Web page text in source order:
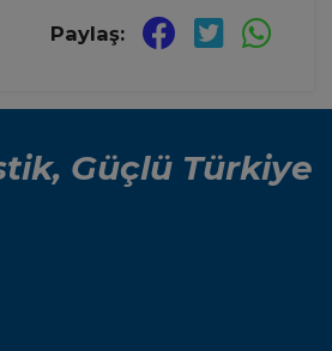
Paylaş:
Güçlü Türkiye